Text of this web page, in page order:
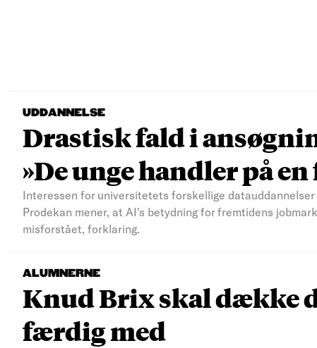
UDDANNELSE
Drastisk fald i
»De unge handler på
Interessen for universitetets forskellige
Prodekan mener, at AI's betydning for fremtidens
misforstået, forklaring.
ALUMNERNE
Knud Brix skal dække
færdig med